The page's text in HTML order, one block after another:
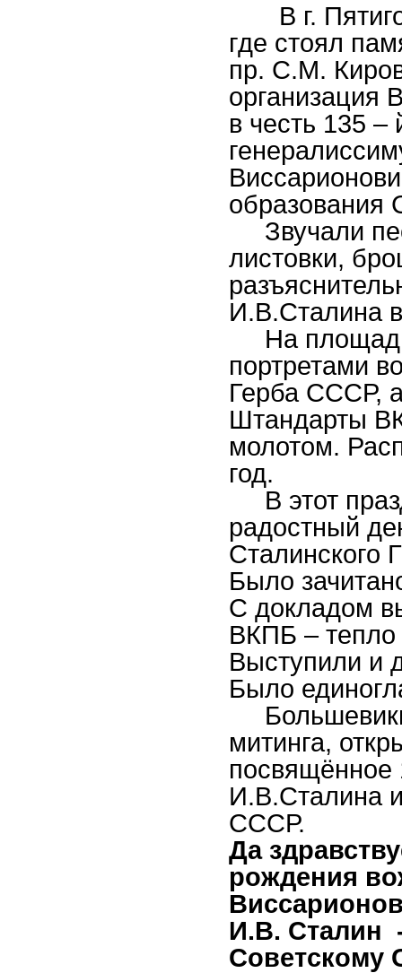
В г.
где стоял
пр. С.М.
организация
в честь 135
образования
Звучали
листовки,
И.В.Сталина
На площади
портретами
Герба СССР,
Штандарты
молотом.
год.
В этот
радостный
Сталинского
Было
С докладом
ВКПБ – тепло
Выступили и
Было
Большевики
митинга,
посвящённое
И.В.Сталина
СССР.
Да
рождения
И.В. Сталин
Советскому